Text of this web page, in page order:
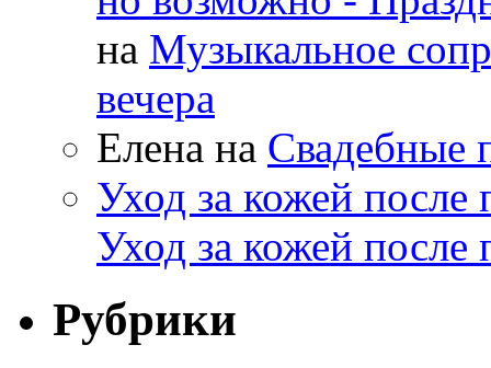
на Музыкальное
вечера
Елена на Свадебные
Уход за кожей
Уход за кожей после
Рубрики